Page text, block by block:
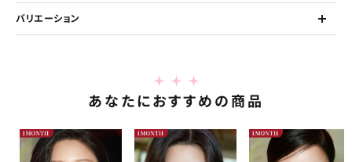
バリエーション
あなたにおすすめの商品